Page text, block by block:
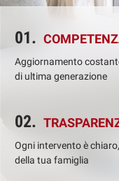
01.
Aggiornamento
di ultima generazione
02.
Ogni intervento è
della tua famiglia